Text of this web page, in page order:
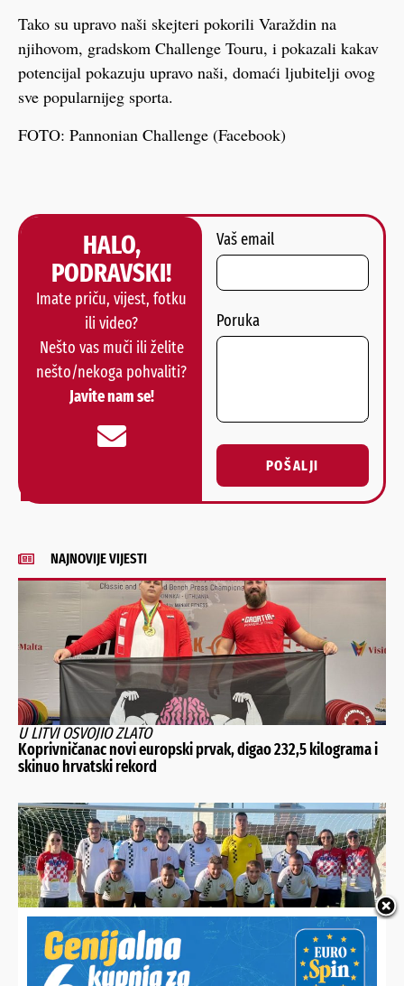
Tako su upravo naši skejteri pokorili Varaždin na
njihovom, gradskom Challenge Touru, i pokazali kakav
potencijal pokazuju upravo naši, domaći ljubitelji ovog
sve popularnijeg sporta.
FOTO: Pannonian Challenge (Facebook)
HALO,
PODRAVSKI!
Imate priču, vijest, fotku
ili video?
Nešto vas muči ili želite
nešto/nekoga pohvaliti?
Javite nam se!
Vaš email
Poruka
POŠALJI
Alternative:
NAJNOVIJE VIJESTI
U LITVI OSVOJIO ZLATO
Koprivničanac novi europski prvak, digao 232,5 kilograma i
skinuo hrvatski rekord
POVIJESNI USPJEH U SAD-U
Koprivničanci osvojili svjetsko srebro u Houstonu